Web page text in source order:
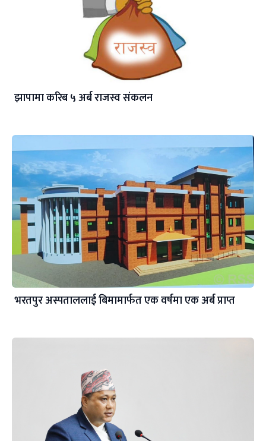
झापामा करिब ५ अर्ब राजस्व संकलन
भरतपुर अस्पताललाई बिमामार्फत एक वर्षमा एक अर्ब प्राप्त